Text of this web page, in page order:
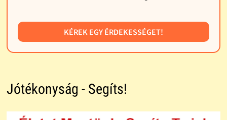
KÉREK EGY ÉRDEKESSÉGET!
Jótékonyság - Segíts!